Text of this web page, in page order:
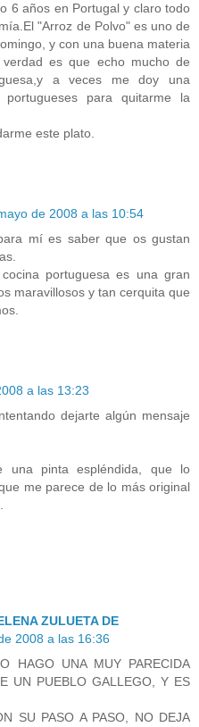
6 años en Portugal y claro todo
"Arroz de Polvo" es uno de
y con una buena materia
es que echo mucho de
a veces me doy una
para quitarme la
este plato.
de 2008 a las 10:54
mí es saber que os gustan
portuguesa es una gran
maravillosos y tan cerquita que
a las 13:23
dejarte algún mensaje
una pinta espléndida, que lo
me parece de lo más original
ZULUETA DE
2008 a las 16:36
HAGO UNA MUY PARECIDA
UN PUEBLO GALLEGO, Y ES
SU PASO A PASO, NO DEJA